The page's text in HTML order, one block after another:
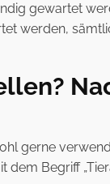
gewartet
werden,
gerne
Begriff